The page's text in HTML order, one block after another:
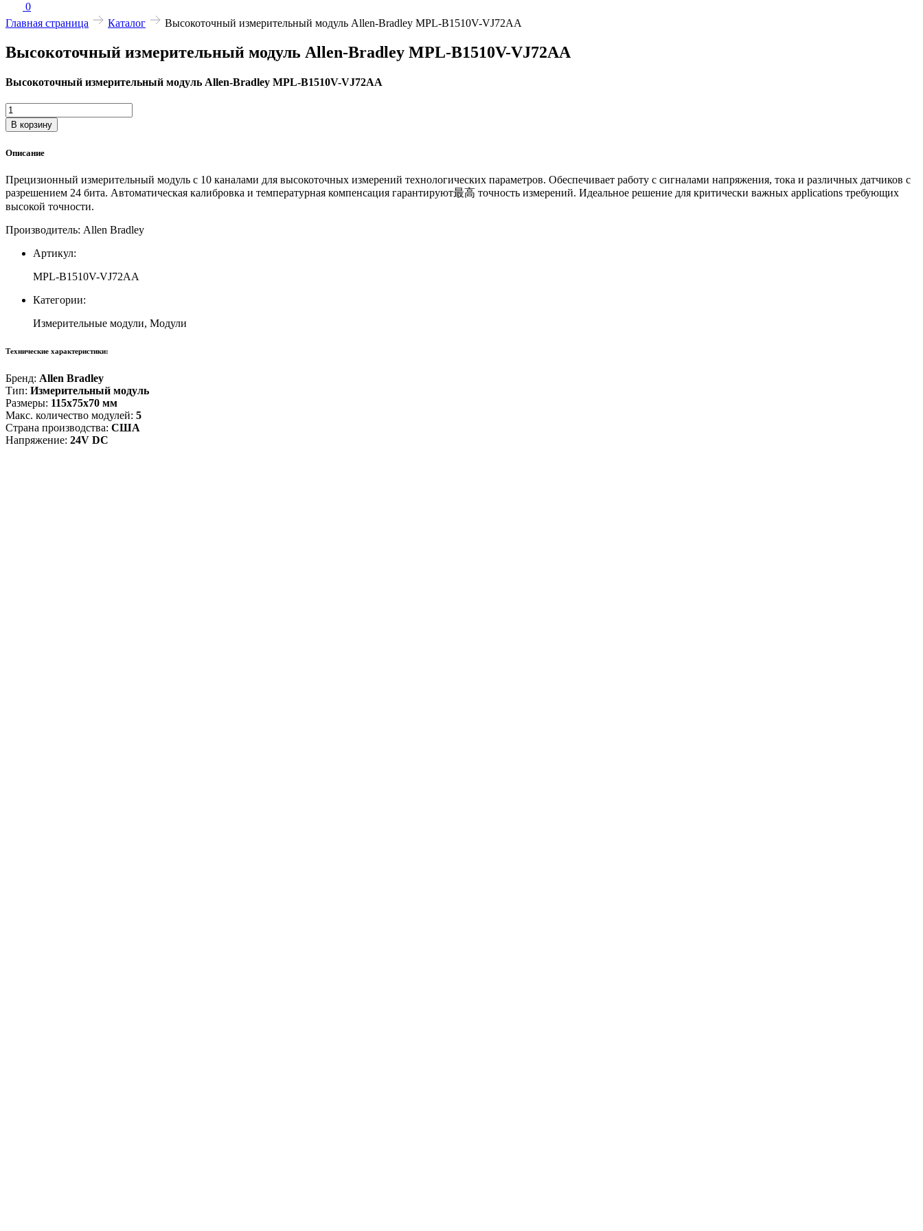
0
Главная страница
Каталог Высокоточный измерительный модуль Allen-Bradley MPL-B1510V-VJ72AA
Высокоточный измерительный модуль Allen-Bradley MPL-B1510V-VJ72AA
Высокоточный измерительный модуль Allen-Bradley MPL-B1510V-VJ72AA
Количество
товара
Высокоточный
модуль
Bradley
MPL-
B1510V-
В корзину
Описание
Прецизионный измерительный модуль с 10 каналами для высокоточных измерений технологических параметров. Обеспечивает работу с сигналами напряжения, тока и различных датчиков с
разрешением 24 бита. Автоматическая калибровка и температурная компенсация гарантируют最高 точность измерений. Идеальное решение для критически важных applications требующих
высокой точности.
Производитель: Allen Bradley
Артикул:
MPL-B1510V-VJ72AA
Категории:
Измерительные модули, Модули
Технические характеристики:
Бренд: Allen Bradley
Тип: Измерительный модуль
Размеры: 115x75x70 мм
Макс. количество модулей: 5
Страна производства: США
Напряжение: 24V DC